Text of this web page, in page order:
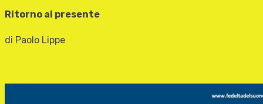
Ritorno al presente
di Paolo Lippe